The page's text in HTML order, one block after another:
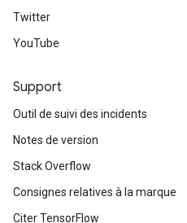
Twitter
YouTube
Support
Outil de suivi des incidents
Notes de version
Stack Overflow
Consignes relatives à la marque
Citer TensorFlow